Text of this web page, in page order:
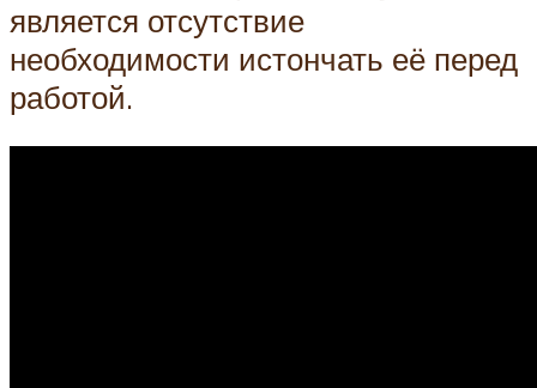
является отсутствие
необходимости истончать её перед
работой.